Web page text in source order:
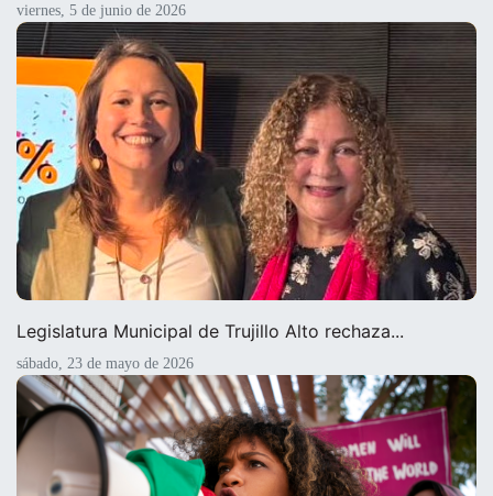
viernes, 5 de junio de 2026
Legislatura Municipal de Trujillo Alto rechaza...
sábado, 23 de mayo de 2026